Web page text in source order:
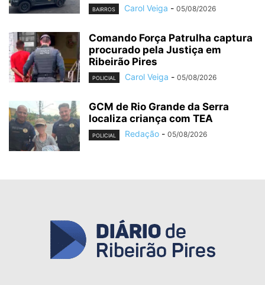
BAIRROS Carol Veiga - 05/08/2026
Comando Força Patrulha captura
procurado pela Justiça em
Ribeirão Pires
POLICIAL Carol Veiga - 05/08/2026
GCM de Rio Grande da Serra
localiza criança com TEA
POLICIAL Redação - 05/08/2026